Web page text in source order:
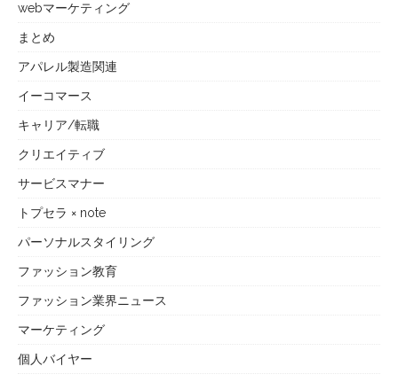
webマーケティング
まとめ
アパレル製造関連
イーコマース
キャリア/転職
クリエイティブ
サービスマナー
トプセラ × note
パーソナルスタイリング
ファッション教育
ファッション業界ニュース
マーケティング
個人バイヤー